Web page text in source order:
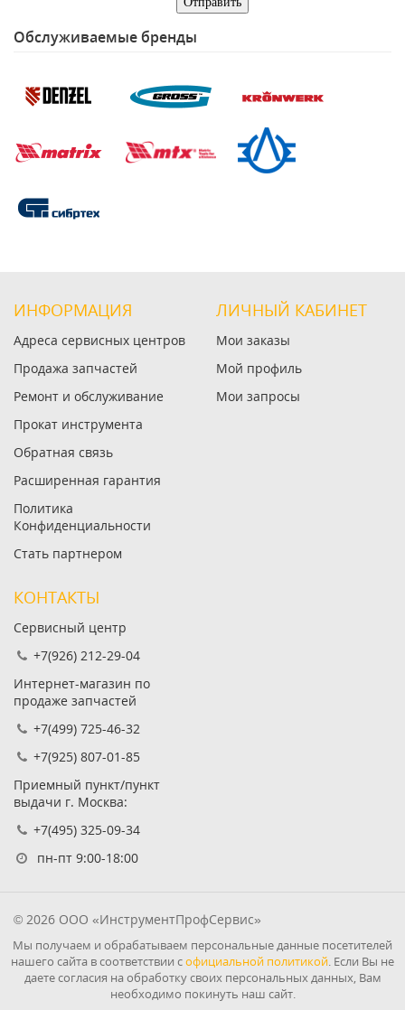
Обслуживаемые бренды
ИНФОРМАЦИЯ
Адреса сервисных центров
Продажа запчастей
Ремонт и обслуживание
Прокат инструмента
Обратная связь
Расширенная гарантия
Политика
Конфиденциальности
Стать партнером
ЛИЧНЫЙ КАБИНЕТ
Мои заказы
Мой профиль
Мои запросы
КОНТАКТЫ
Сервисный центр
+7(926) 212-29-04
Интернет-магазин по
продаже запчастей
+7(499) 725-46-32
+7(925) 807-01-85
Приемный пункт/пункт
выдачи г. Москва:
+7(495) 325-09-34
пн-пт 9:00-18:00
© 2026 ООО «ИнструментПрофСервис»
Мы получаем и обрабатываем персональные данные посетителей
нашего сайта в соответствии софициальной политикой. Если Вы не
даете согласия на обработку своих персональных данных, Вам
необходимо покинуть наш сайт.